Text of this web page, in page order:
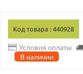
Код товара : 440928
Условия оплаты
В наличии